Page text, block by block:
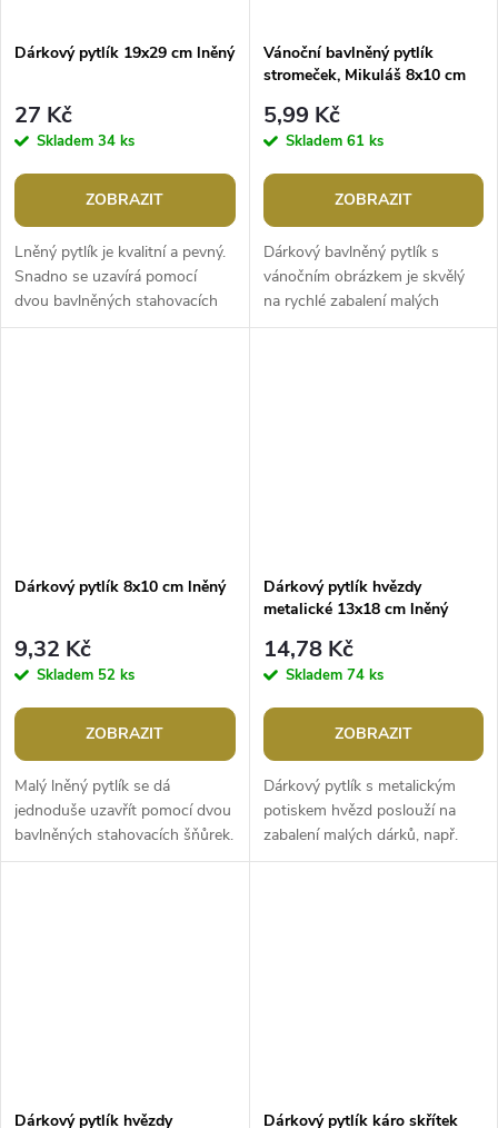
Dárkový pytlík 19x29 cm lněný
27 Kč
Skladem 34 ks
ZOBRAZIT
Lněný pytlík je kvalitní a pevný.
Snadno se uzavírá pomocí
dvou bavlněných stahovacích
šňůrek. Použití: pytlík je vhodný
Vánoční bavlněný pytlík
stromeček, Mikuláš 8x10 cm
5,99 Kč
Skladem 61 ks
ZOBRAZIT
Dárkový bavlněný pytlík s
vánočním obrázkem je skvělý
na rychlé zabalení malých
dárků. Materiál pytlíku svým
Dárkový pytlík 8x10 cm lněný
9,32 Kč
Skladem 52 ks
ZOBRAZIT
Malý lněný pytlík se dá
jednoduše uzavřít pomocí dvou
bavlněných stahovacích šňůrek.
Použití: využijete jej k
Dárkový pytlík hvězdy
metalické 13x18 cm lněný
14,78 Kč
Skladem 74 ks
ZOBRAZIT
Dárkový pytlík s metalickým
potiskem hvězd poslouží na
zabalení malých dárků, např.
kosmetiky. Může být i krásnou
Dárkový pytlík hvězdy Dárkový pytlík káro skřítek